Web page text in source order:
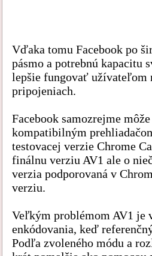
Vďaka tomu Facebook po
pásmo a potrebnú kapacitu
lepšie fungovať užívateľom
pripojeniach.
Facebook samozrejme
kompatibilným
testovacej verzie Chrome
finálnu verziu AV1 ale o
verzia podporovaná v
verziu.
Veľkým problémom AV1 je
enkódovania, keď
Podľa zvoleného módu a